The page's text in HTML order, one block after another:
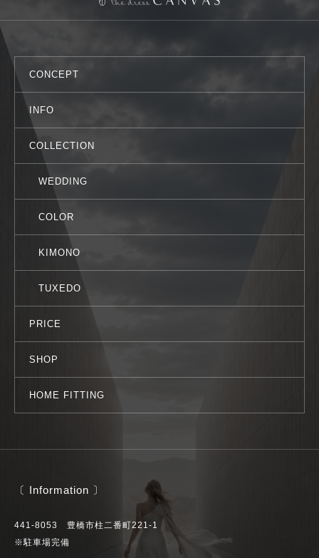
CONCEPT
INFO
COLLECTION
WEDDING
COLOR
KIMONO
TUXEDO
PRICE
SHOP
HOME FITTING
〔 Information 〕
441-8053 豊橋市柱二番町221-1
※駐車場完備